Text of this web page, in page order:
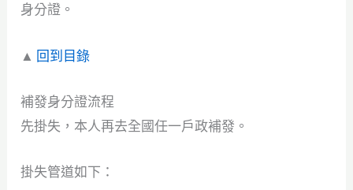
身分證。
▲ 回到目錄
補發身分證流程
先掛失，本人再去全國任一戶政補發。
掛失管道如下：